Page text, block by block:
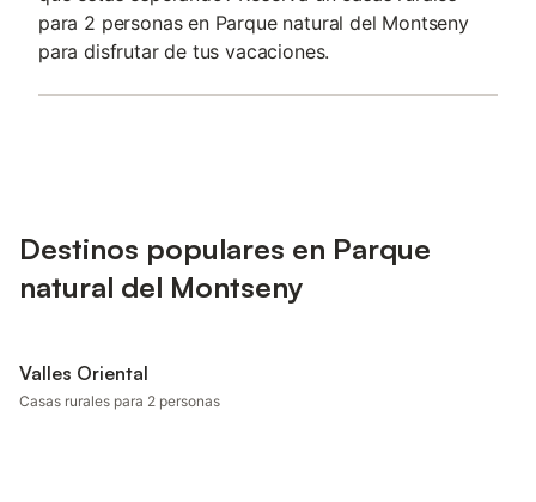
para 2 personas en Parque natural del Montseny
para disfrutar de tus vacaciones.
Destinos populares en Parque
natural del Montseny
Valles Oriental
Casas rurales para 2 personas